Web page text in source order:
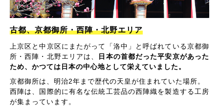
古都、京都御所・西陣・北野エリア
上京区と中京区にまたがって「洛中」と呼ばれている京都御
所・西陣・北野エリアは、
日本の首都だった平安京があった
ため、かつては日本の中心地として栄えていました。
京都御所は、明治2年まで歴代の天皇が住まれていた場所。
西陣は、国際的に有名な伝統工芸品の西陣織を製造する工房
が集まっています。